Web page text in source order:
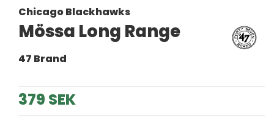
Chicago Blackhawks
Mössa Long Range
47 Brand
379 SEK